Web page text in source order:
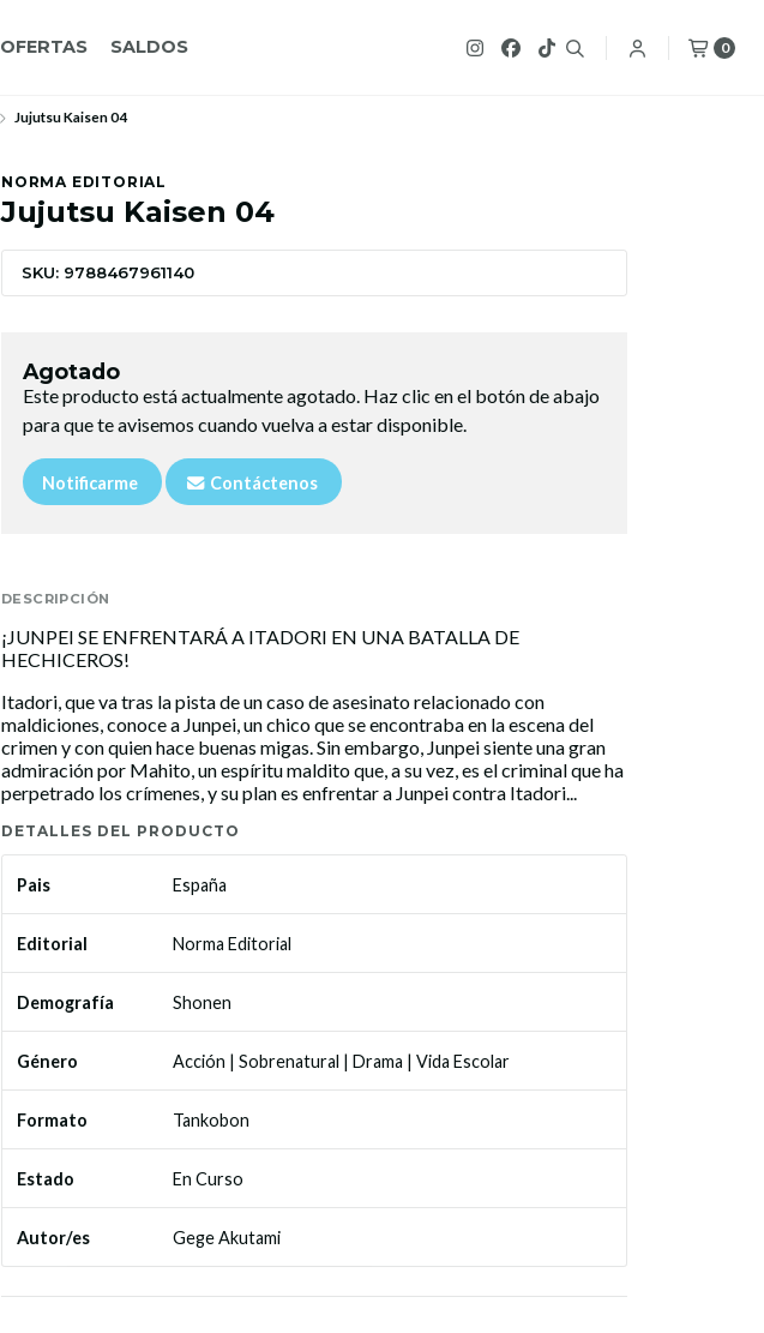
OFERTAS SALDOS 0
Jujutsu Kaisen 04
NORMA EDITORIAL
Jujutsu Kaisen 04
SKU: 9788467961140
Agotado
Este producto está actualmente agotado. Haz clic en el botón de abajo
para que te avisemos cuando vuelva a estar disponible.
Notificarme Contáctenos
DESCRIPCIÓN
¡JUNPEI SE ENFRENTARÁ A ITADORI EN UNA BATALLA DE
HECHICEROS!
Itadori, que va tras la pista de un caso de asesinato relacionado con
maldiciones, conoce a Junpei, un chico que se encontraba en la escena del
crimen y con quien hace buenas migas. Sin embargo, Junpei siente una gran
admiración por Mahito, un espíritu maldito que, a su vez, es el criminal que ha
perpetrado los crímenes, y su plan es enfrentar a Junpei contra Itadori...
DETALLES DEL PRODUCTO
Pais España
Editorial Norma Editorial
Demografía Shonen
Género Acción | Sobrenatural | Drama | Vida Escolar
Formato Tankobon
Estado En Curso
Autor/es Gege Akutami